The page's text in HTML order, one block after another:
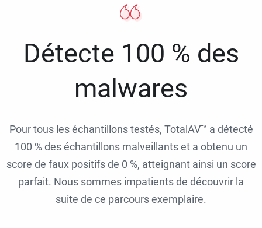
Détecte 100 % des
malwares
Pour tous les échantillons testés, TotalAV™ a détecté
100 % des échantillons malveillants et a obtenu un
score de faux positifs de 0 %, atteignant ainsi un score
parfait. Nous sommes impatients de découvrir la
suite de ce parcours exemplaire.